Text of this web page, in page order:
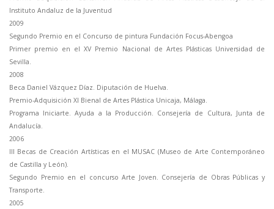
Instituto Andaluz de la Juventud
2009
Segundo Premio en el Concurso de pintura Fundación Focus-Abengoa
Primer premio en el XV Premio Nacional de Artes Plásticas Universidad de
Sevilla.
2008
Beca Daniel Vázquez Díaz. Diputación de Huelva.
Premio-Adquisición XI Bienal de Artes Plástica Unicaja, Málaga.
Programa Iniciarte. Ayuda a la Producción. Consejería de Cultura, Junta de
Andalucía.
2006
III Becas de Creación Artísticas en el MUSAC (Museo de Arte Contemporáneo
de Castilla y León).
Segundo Premio en el concurso Arte Joven. Consejería de Obras Públicas y
Transporte.
2005